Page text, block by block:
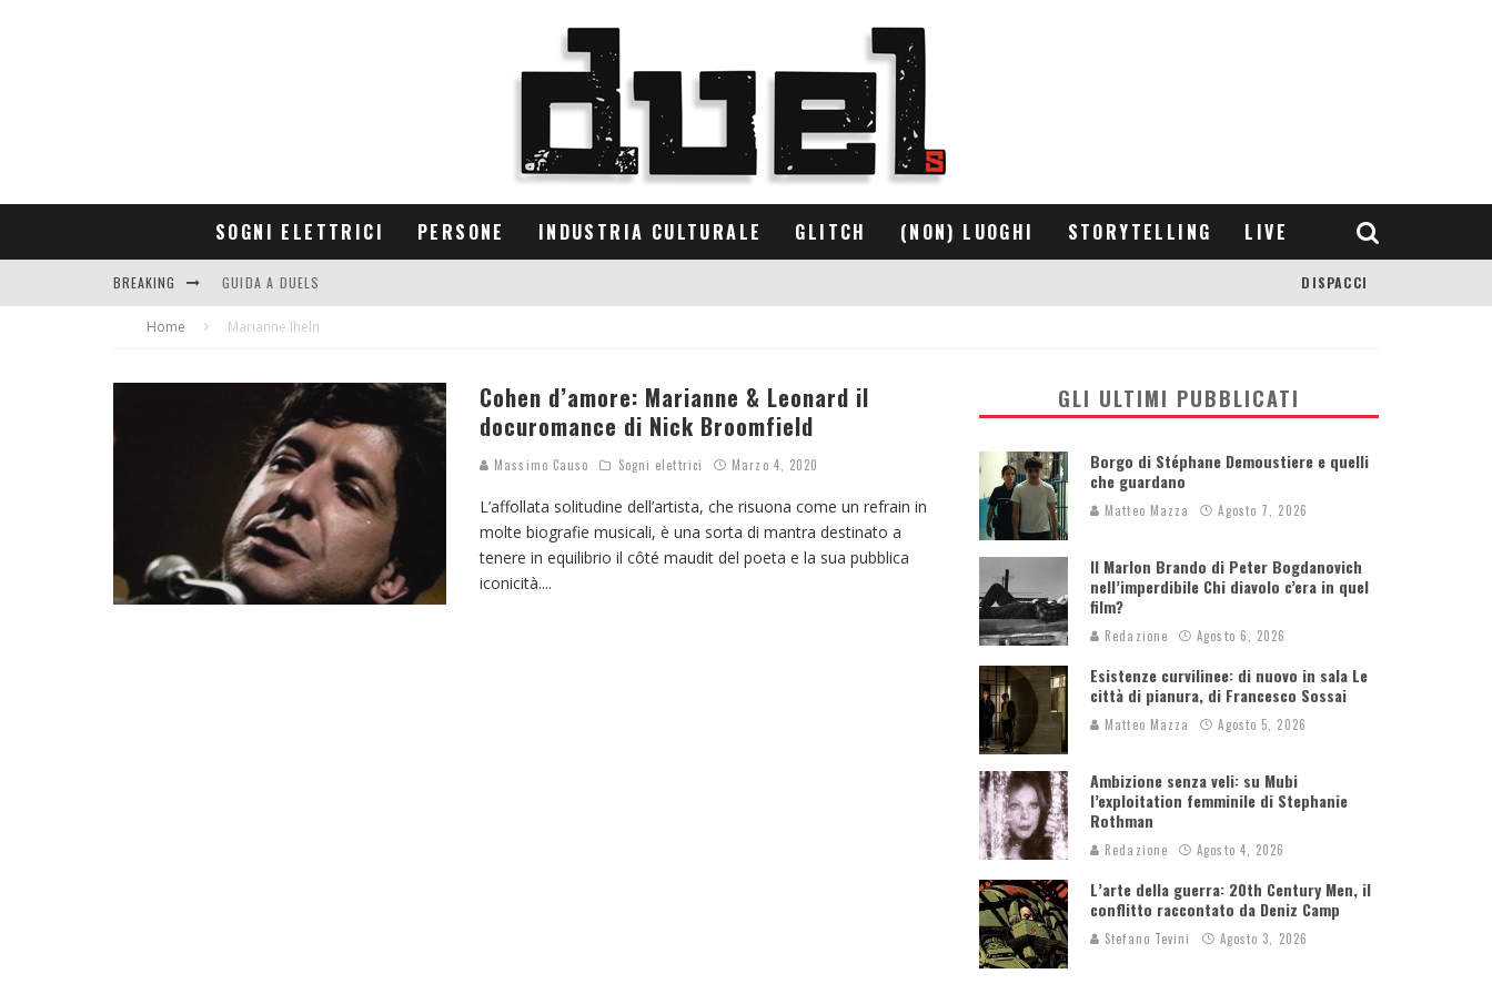
SOGNI ELETTRICI PERSONE INDUSTRIA CULTURALE GLITCH (NON) LUOGHI STORYTELLING LIVE
BREAKING GUIDA A DUELS
CONTRIBUTORS
DISPACCI
Home Marianne Iheln
Cohen d’amore: Marianne & Leonard il
docuromance di Nick Broomfield
Massimo Causo Sogni elettrici Marzo 4, 2020
L’affollata solitudine dell’artista, che risuona come un refrain in
molte biografie musicali, è una sorta di mantra destinato a
tenere in equilibrio il côté maudit del poeta e la sua pubblica
iconicità....
GLI ULTIMI PUBBLICATI
Borgo di Stéphane Demoustiere e quelli
che guardano
Matteo Mazza Agosto 7, 2026
Il Marlon Brando di Peter Bogdanovich
nell’imperdibile Chi diavolo c’era in quel
film?
Redazione Agosto 6, 2026
Esistenze curvilinee: di nuovo in sala Le
città di pianura, di Francesco Sossai
Matteo Mazza Agosto 5, 2026
Ambizione senza veli: su Mubi
l’exploitation femminile di Stephanie
Rothman
Redazione Agosto 4, 2026
L’arte della guerra: 20th Century Men, il
conflitto raccontato da Deniz Camp
Stefano Tevini Agosto 3, 2026